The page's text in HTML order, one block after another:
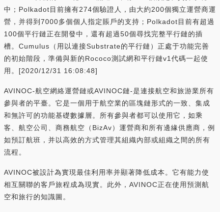
中；Polkadot目前擁有274個驗證人，由大約200個獨立運營商運
營，并得到7000多個個人指定賬戶的支持；Polkadot目前有超過
100個平行鏈正在開發中，還有超過50個尋找完整平行鏈的插
槽。Cumulus（用以連接Substrate的平行鏈）正處于功能完善
的初始階段，準備與新的Rococo測試網和平行鏈v1代碼一起使
用。[2020/12/31 16:08:48]
AVINOC-航空網絡運營鏈或AVINOC鏈-是連接航空和旅游業所有
參與者的平臺。它是一個用于航空業的區塊鏈形式的一致、集成
和無許可的功能基礎數據層。所有參與者都可以使用它，如乘
客、航空公司、商務航空（BizAv）運營商和所有邊緣供應商，例
如預訂航班，并以高效的方式管理其組織內部或組織之間的所有
流程。
AVINOC被設計為實現最佳利用率并顯著降低成本。它有能力使
相互關聯的客戶旅程成為現實。此外，AVINOC正在使用預測航
空和旅行的知識圖。